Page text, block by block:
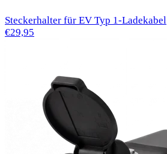
Steckerhalter für EV Typ 1-Ladekabel
€29,95